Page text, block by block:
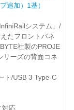
追加）1基）
システム」/
たフロントパネ
社製のPROJE
リーズの背面コネ
ト/USB 3 Type-C
対応